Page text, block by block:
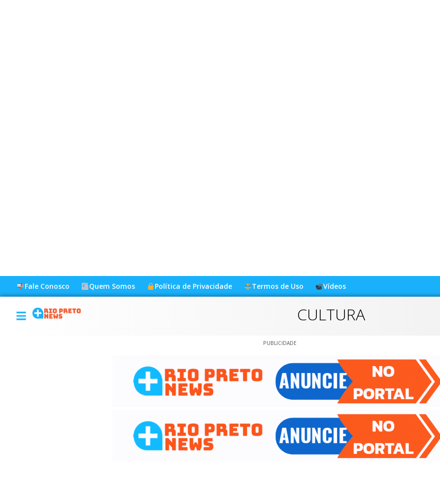
Fale Conosco Quem Somos Política de Privacidade Termos de Uso Vídeos
CULTURA
PUBLICIDADE